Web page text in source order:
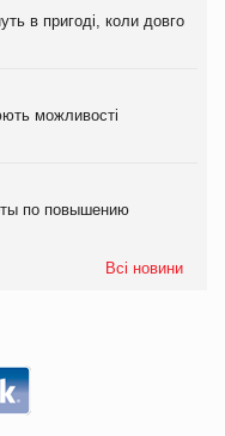
в пригоді, коли довго
можливості
по повышению
Всі новини